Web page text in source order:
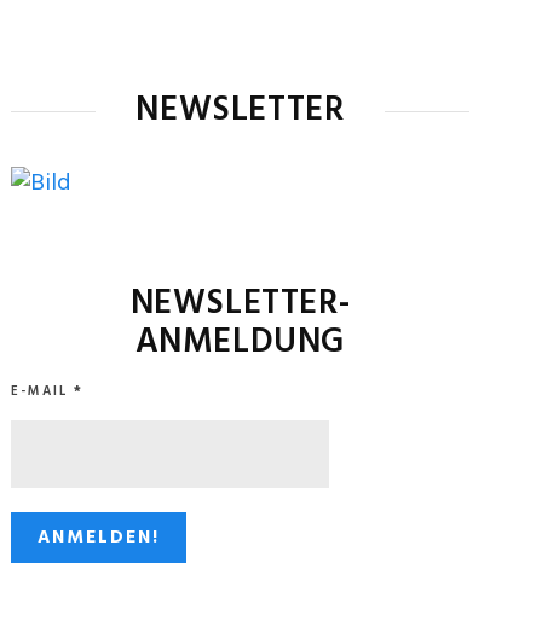
NEWSLETTER
NEWSLETTER-
ANMELDUNG
E-MAIL *